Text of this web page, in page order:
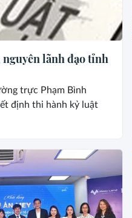
lãnh đạo tỉnh
trực Phạm Bình
định thi hành kỷ luật